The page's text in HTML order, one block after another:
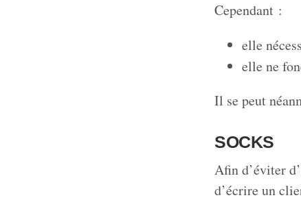
Cependant :
elle
elle ne
Il se peut
SOCKS
Afin d’éviter
d’écrire un